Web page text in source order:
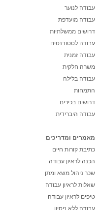
עבודה לנוער
עבודה מועדפת
דרושים ממשלתיות
עבודה לסטודנטים
עבודה זמנית
משרה חלקית
עבודה בלילה
התמחות
דרושים בכירים
עבודה היברידית
מאמרים ומדריכים
כתיבת קורות חיים
הכנה לראיון עבודה
שכר ניהול משא ומתן
שאלות לראיון עבודה
טיפים לראיון עבודה
עבודה ללא ניסיון